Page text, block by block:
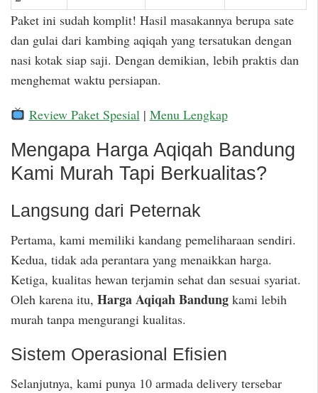
Paket ini sudah komplit! Hasil masakannya berupa sate
dan gulai dari kambing aqiqah yang tersatukan dengan
nasi kotak siap saji. Dengan demikian, lebih praktis dan
menghemat waktu persiapan.
Review Paket Spesial | Menu Lengkap
Mengapa Harga Aqiqah Bandung
Kami Murah Tapi Berkualitas?
Langsung dari Peternak
Pertama, kami memiliki kandang pemeliharaan sendiri.
Kedua, tidak ada perantara yang menaikkan harga.
Ketiga, kualitas hewan terjamin sehat dan sesuai syariat.
Oleh karena itu, Harga Aqiqah Bandung kami lebih
murah tanpa mengurangi kualitas.
Sistem Operasional Efisien
Selanjutnya, kami punya 10 armada delivery tersebar